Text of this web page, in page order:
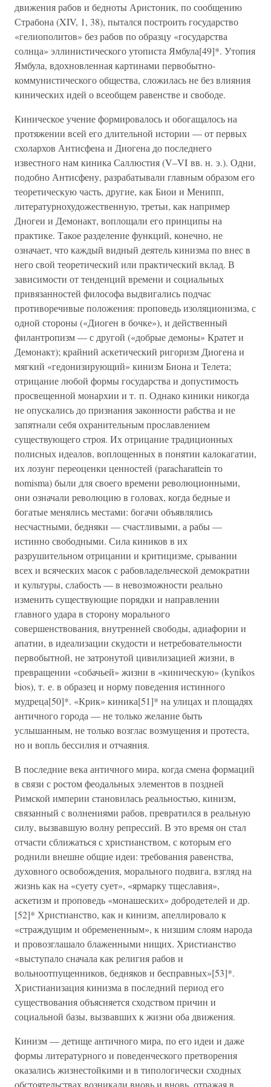
движения рабов и бедноты Аристоник, по сообщению
Страбона (XIV, 1, 38), пытался построить государство
«гелиополитов» без рабов по образцу «государства
солнца» эллинистического утописта Ямбула[49]*. Утопия
Ямбула, вдохновленная картинами первобытно-
коммунистического общества, сложилась не без влияния
кинических идей о всеобщем равенстве и свободе.
Киническое учение формировалось и обогащалось на
протяжении всей его длительной истории — от первых
схолархов Антисфена и Диогена до последнего
известного нам киника Саллюстия (V–VI вв. н. э.). Одни,
подобно Антисфену, разрабатывали главным образом его
теоретическую часть, другие, как Биои и Менипп,
литературнохудожественную, третьи, как например
Дногеи и Демонакт, воплощали его принципы на
практике. Такое разделение функций, конечно, не
означает, что каждый видный деятель кинизма по внес в
него свой теоретический или практический вклад. В
зависимости от тенденций времени и социальных
привязанностей философа выдвигались подчас
противоречивые положения: проповедь изоляционизма, с
одной стороны («Диоген в бочке»), и действенный
филантропизм — с другой («добрые демоны» Кратет и
Демонакт); крайний аскетический ригоризм Диогена и
мягкий «гедонизирующий» кинизм Биона и Телета;
отрицание любой формы государства и допустимость
просвещенной монархии и т. п. Однако киники никогда
не опускались до признания законности рабства и не
запятнали себя охранительным прославлением
существующего строя. Их отрицание традиционных
полисных идеалов, воплощенных в понятии калокагатии,
их лозунг переоценки ценностей (paracharattein то
nomisma) были для своего времени революционными,
они означали революцию в головах, когда бедные и
богатые менялись местами: богачи объявлялись
несчастными, бедняки — счастливыми, а рабы —
истинно свободными. Сила киников в их
разрушительном отрицании и критицизме, срывании
всех и всяческих масок с рабовладельческой демократии
и культуры, слабость — в невозможности реально
изменить существующие порядки и направлении
главного удара в сторону морального
совершенствования, внутренней свободы, адиафории и
апатии, в идеализации скудости и нетребовательности
первобытной, не затронутой цивилизацией жизни, в
превращении «собачьей» жизни в «киническую» (kynikos
bios), т. е. в образец и норму поведения истинного
мудреца[50]*. «Крик» киника[51]* на улицах и площадях
античного города — не только желание быть
услышанным, не только возглас возмущения и протеста,
но и вопль бессилия и отчаяния.
В последние века античного мира, когда смена формаций
в связи с ростом феодальных элементов в поздней
Римской империи становилась реальностью, кинизм,
связанный с волнениями рабов, превратился в реальную
силу, вызвавшую волну репрессий. В это время он стал
отчасти сближаться с христианством, с которым его
роднили внешне общие идеи: требования равенства,
духовного освобождения, морального подвига, взгляд на
жизнь как на «суету сует», «ярмарку тщеславия»,
аскетизм и проповедь «монашеских» добродетелей и др.
[52]* Христианство, как и кинизм, апеллировало к
«страждущим и обремененным», к низшим слоям народа
и провозглашало блаженными нищих. Христианство
«выступало сначала как религия рабов и
вольноотпущенников, бедняков и бесправных»[53]*.
Христианизация кинизма в последний период его
существования объясняется сходством причин и
социальной базы, вызвавших к жизни оба движения.
Кинизм — детище античного мира, по его идеи и даже
формы литературного и поведенческого претворения
оказались жизнестойкими и в типологически сходных
обстоятельствах возникали вновь и вновь, отражая в